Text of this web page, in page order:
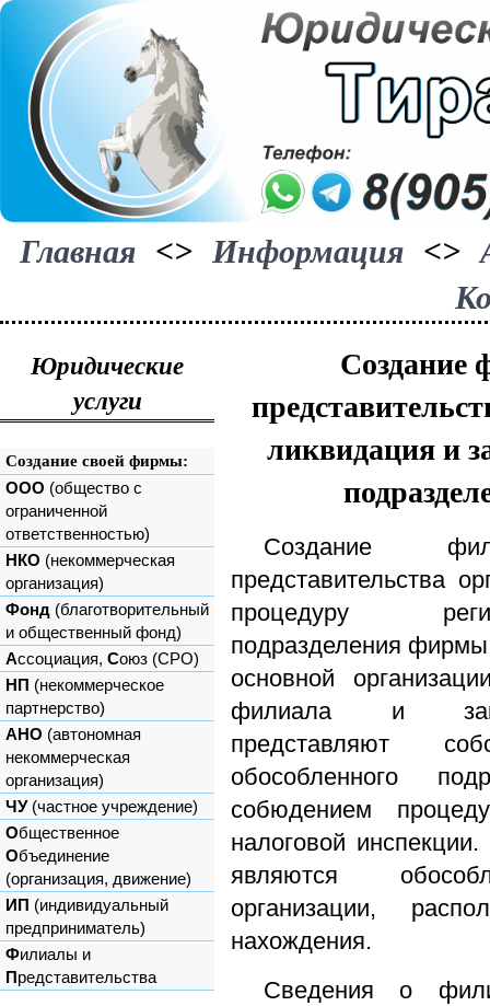
Главная <> Информация <>
Юридические
услуги
Создание своей фирмы:
ООО (общество с
ограниченной
ответственностью)
НКО (некоммерческая
организация)
Фонд (благотворительный
и общественный фонд)
Ассоциация, Союз (СРО)
НП (некоммерческое
партнерство)
АНО (автономная
некоммерческая
организация)
ЧУ(частное учреждение)
Общественное
Объединение
(организация, движение)
ИП (индивидуальный
предприниматель)
Филиалы и
Представительства
Создание
ликвидация и
Создание
представительства
процедуру
подразделения
основной
филиала и
представляют
обособленного
собюдением
налоговой
являются
организации,
нахождения.
Сведения о